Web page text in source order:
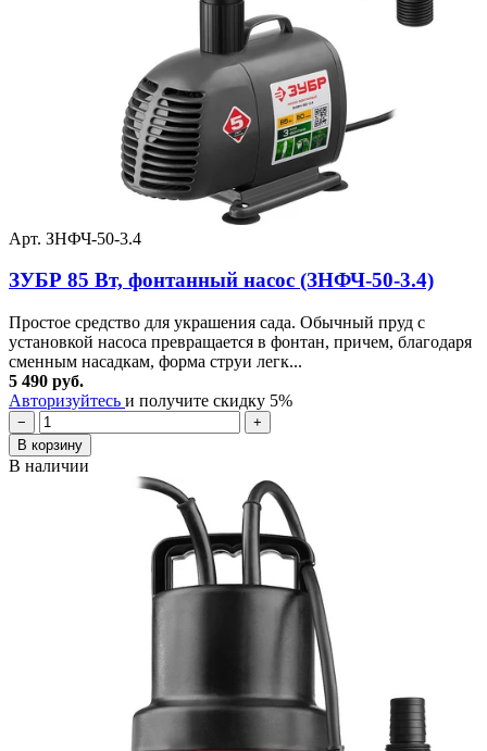
Арт. ЗНФЧ-50-3.4
ЗУБР 85 Вт, фонтанный насос (ЗНФЧ-50-3.4)
Простое средство для украшения сада. Обычный пруд с
установкой насоса превращается в фонтан, причем, благодаря
сменным насадкам, форма струи легк...
5 490 руб.
Авторизуйтесь и получите скидку 5%
−
+
В корзину
В наличии